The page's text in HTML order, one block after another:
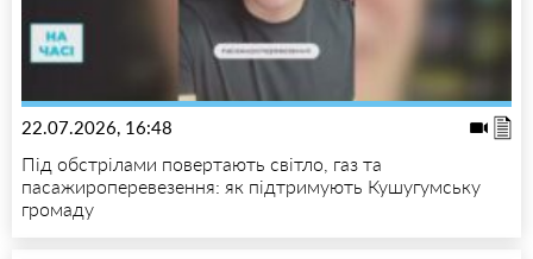
22.07.2026, 16:48
Під обстрілами повертають світло, газ та
пасажироперевезення: як підтримують Кушугумську
громаду